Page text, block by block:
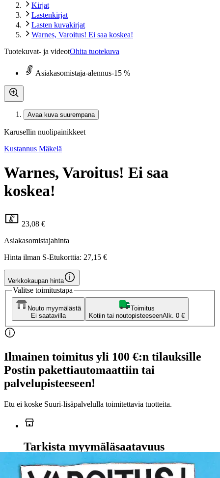
Kirjat
Lastenkirjat
Lasten kuvakirjat
Warnes, Varoitus! Ei saa koskea!
Tuotekuvat- ja videotOhita tuotekuva
Asiakasomistaja-alennus-15 %
Avaa kuva suurempana
Karusellin nuolipainikkeet
Kustannus Mäkelä
Warnes, Varoitus! Ei saa
koskea!
23,08 €
Asiakasomistajahinta
Hinta ilman S-Etukorttia: 27,15 €
Verkkokaupan hinta
Valitse toimitustapa
Nouto myymälästä
Ei saatavilla
Toimitus
Kotiin tai noutopisteeseenAlk. 0 €
Ilmainen toimitus yli 100 €:n tilauksille
Postin pakettiautomaattiin tai
palvelupisteeseen!
Etu ei koske Suuri‑lisäpalvelulla toimitettavia tuotteita.
Tarkista myymäläsaatavuus